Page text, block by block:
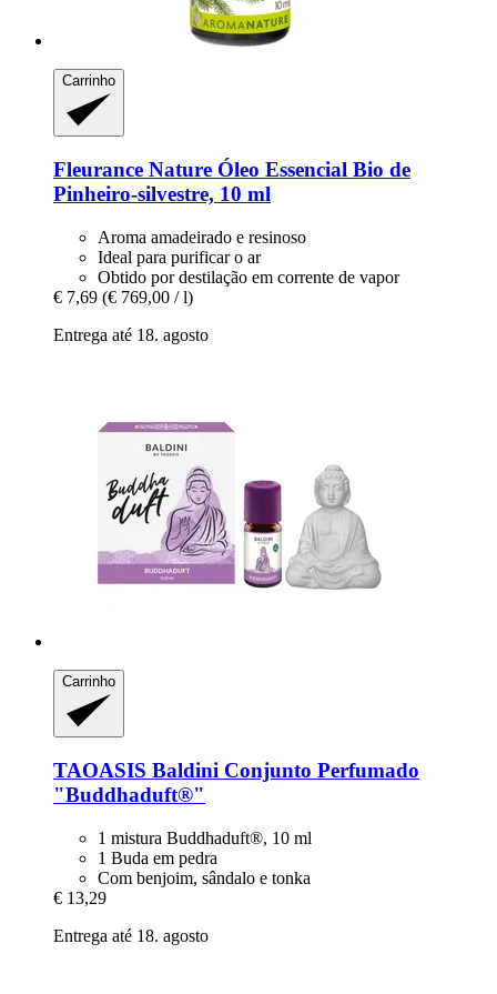
Carrinho
Fleurance Nature Óleo Essencial Bio de
Pinheiro-​silvestre, 10 ml
Aroma amadeirado e resinoso
Ideal para purificar o ar
Obtido por destilação em corrente de vapor
€ 7,69 (€ 769,00 / l)
Entrega até 18. agosto
Carrinho
TAOASIS Baldini Conjunto Perfumado
"Buddhaduft®"
1 mistura Buddhaduft®, 10 ml
1 Buda em pedra
Com benjoim, sândalo e tonka
€ 13,29
Entrega até 18. agosto